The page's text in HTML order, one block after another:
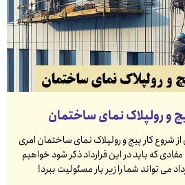
و رولپلاک نمای ساختمان
از شروع کار پیچ و رولپلاک نمای ساختمان امری
که باید در این قرارداد ذکر شود خواهیم
می تواند شما را زیر بار مسئولیت ببرد!